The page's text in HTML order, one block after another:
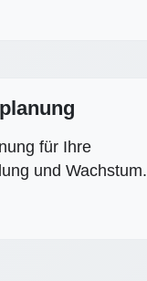
für Ihre
und Wachstum.